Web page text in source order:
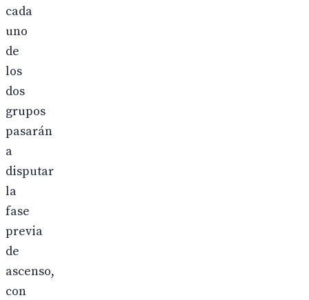
cada
uno
de
los
dos
grupos
pasarán
a
disputar
la
fase
previa
de
ascenso,
con